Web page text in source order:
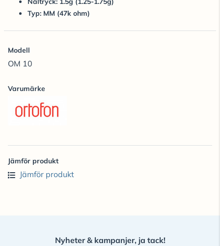
Typ: MM (47k ohm)
Modell
OM 10
Varumärke
Jämför produkt
Jämför produkt
Nyheter & kampanjer, ja tack!